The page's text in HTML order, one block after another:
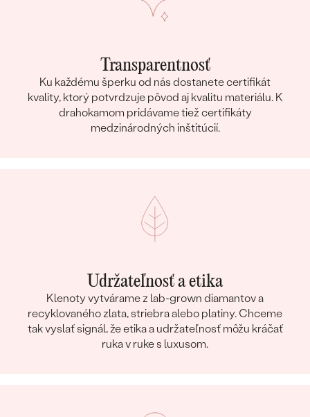
Transparentnosť
Ku každému šperku od nás dostanete certifikát
kvality, ktorý potvrdzuje pôvod aj kvalitu materiálu. K
drahokamom pridávame tiež certifikáty
medzinárodných inštitúcií.
Udržateľnosť a etika
Klenoty vytvárame z lab-grown diamantov a
recyklovaného zlata, striebra alebo platiny. Chceme
tak vyslať signál, že etika a udržateľnosť môžu kráčať
ruka v ruke s luxusom.